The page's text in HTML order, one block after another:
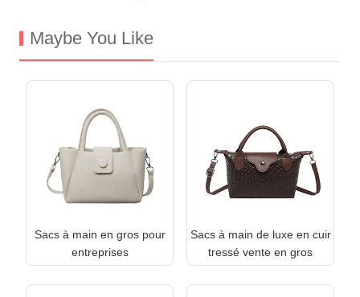
Maybe You Like
Sacs à main en gros pour
entreprises
Sacs à main de luxe en cuir
tressé vente en gros